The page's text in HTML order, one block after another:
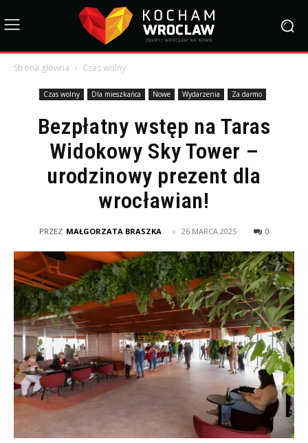
Strona główna Czas wolny
Czas wolny Dla mieszkańca Nowe Wydarzenia Za darmo
Bezpłatny wstęp na Taras
Widokowy Sky Tower –
urodzinowy prezent dla
wrocławian!
PRZEZ MAŁGORZATA BRASZKA 26 MARCA 2025 0